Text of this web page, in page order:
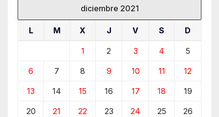
diciembre 2021
L M X J V S D
1 2 3 4 5
6 7 8 9 10 11 12
13 14 15 16 17 18 19
20 21 22 23 24 25 26